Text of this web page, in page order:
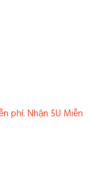
phí. Nhận 5U Miễn